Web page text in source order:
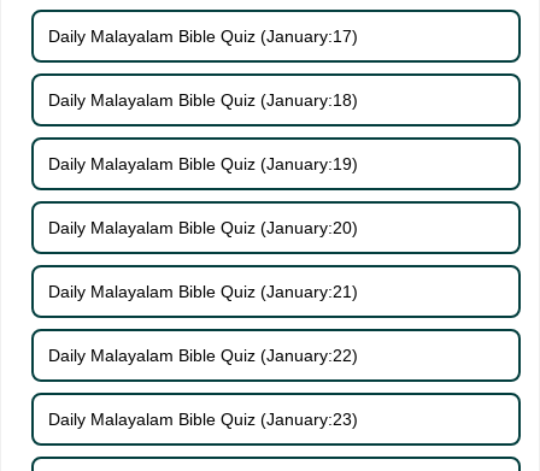
Daily Malayalam Bible Quiz (January:17)
Daily Malayalam Bible Quiz (January:18)
Daily Malayalam Bible Quiz (January:19)
Daily Malayalam Bible Quiz (January:20)
Daily Malayalam Bible Quiz (January:21)
Daily Malayalam Bible Quiz (January:22)
Daily Malayalam Bible Quiz (January:23)